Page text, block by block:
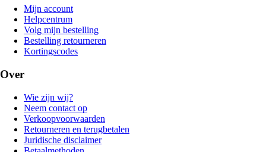
Mijn account
Helpcentrum
Volg mijn bestelling
Bestelling retourneren
Kortingscodes
Over
Wie zijn wij?
Neem contact op
Verkoopvoorwaarden
Retourneren en terugbetalen
Juridische disclaimer